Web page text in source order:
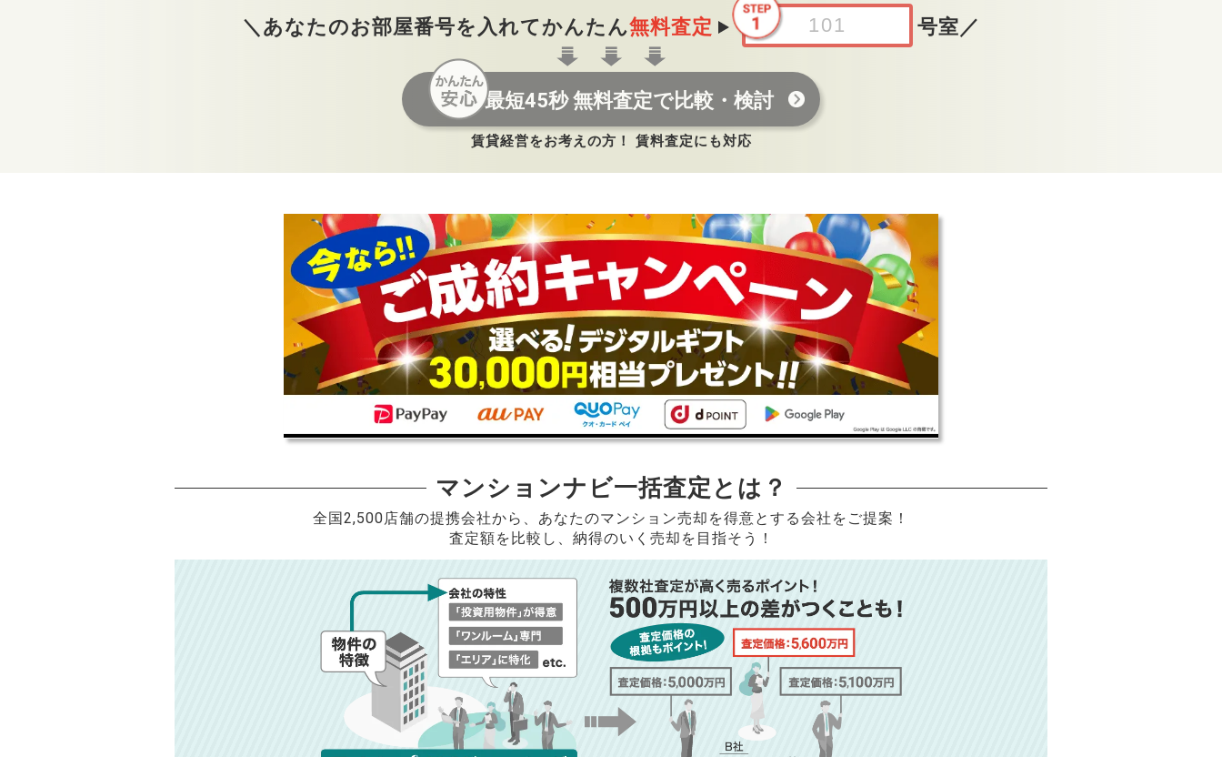
＼あなたのお部屋番号を入れてかんたん無料査定 号室 ／
最短45秒 無料査定で比較・検討
賃貸経営をお考えの方！ 賃料査定にも対応
マンションナビ一括査定とは？
全国2,500店舗の提携会社から、 あなたのマンション売却を得意とする会社をご提案！
査定額を比較し、納得のいく売却を目指そう！